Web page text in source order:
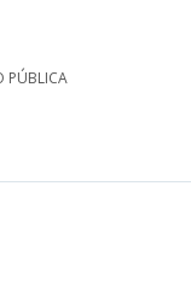
PÚBLICA